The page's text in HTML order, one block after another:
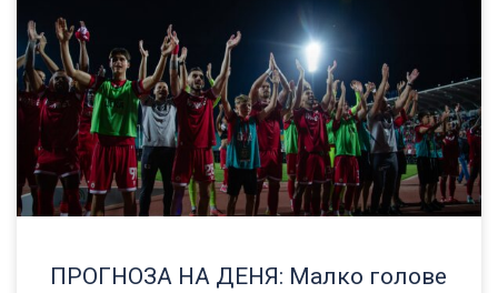
ПРОГНОЗА НА ДЕНЯ: Малко голове